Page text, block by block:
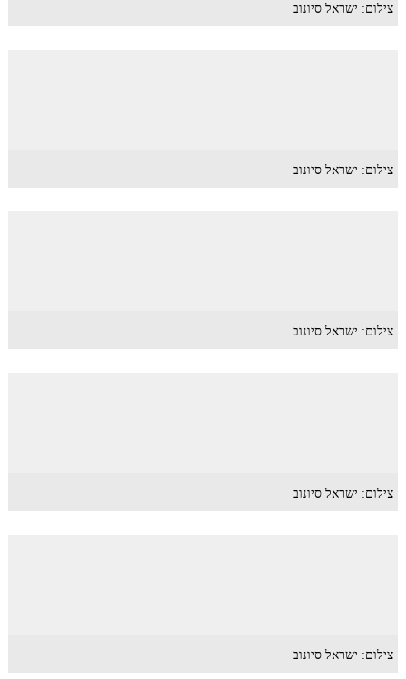
צילום: ישראל סיונוב
צילום: ישראל סיונוב
צילום: ישראל סיונוב
צילום: ישראל סיונוב
צילום: ישראל סיונוב